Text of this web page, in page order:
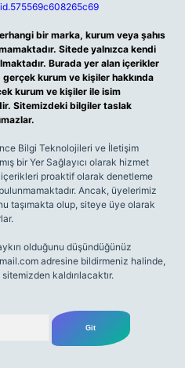
bir marka, kurum veya şahıs
Sitede yalnızca kendi
Burada yer alan içerikler
kurum ve kişiler hakkında
kurum ve kişiler ile isim
Sitemizdeki bilgiler taslak
Bilgi Teknolojileri ve İletişim
bir Yer Sağlayıcı olarak hizmet
proaktif olarak denetleme
Ancak, üyelerimiz
taşımakta olup, siteye üye olarak
olduğunu düşündüğünüz
adresine bildirmeniz halinde,
kaldırılacaktır.